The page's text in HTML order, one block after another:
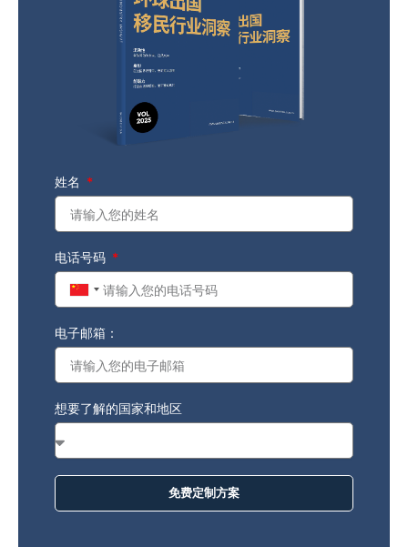
姓名
电话号码
China
电子邮箱：
想要了解的国家和地区
免费定制方案